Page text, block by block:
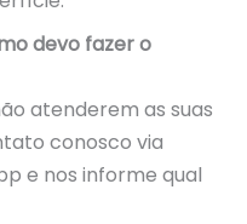
devo fazer o
atenderem as suas
conosco via
e nos informe qual